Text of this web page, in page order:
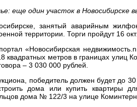
еще один участок в Новосибирске
занятый аварийным
территории. Торги пройдут 16
«Новосибирская
квадратных метров в границах улиц
– 3 030 000 рублей.
победитель должен будет до
дома или купить квартиры
дома № 122/3 на улице